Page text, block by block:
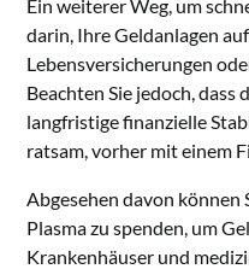
Ein weiterer Weg, um
darin, Ihre Geldanlagen
Lebensversicherungen
Beachten Sie jedoch,
langfristige finanzielle
ratsam, vorher mit einem
Abgesehen davon können
Plasma zu spenden, um
Krankenhäuser und